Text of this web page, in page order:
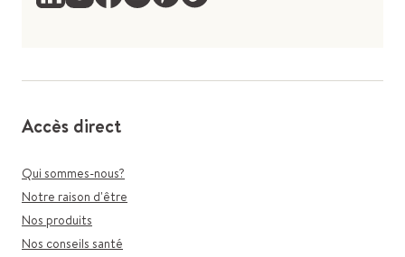
Accès direct
Qui sommes-nous?
Notre raison d'être
Nos produits
Nos conseils santé